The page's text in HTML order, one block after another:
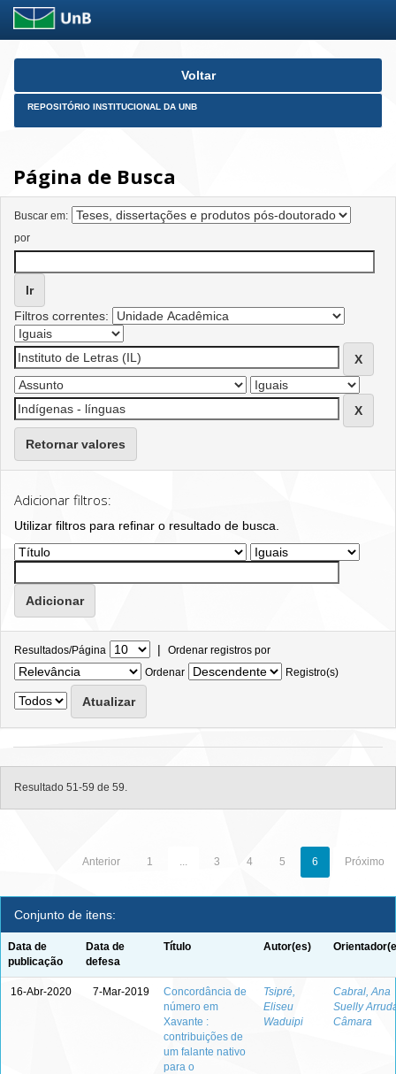
Skip
Voltar
REPOSITÓRIO INSTITUCIONAL DA UNB
Página de Busca
Buscar em:
por
Filtros correntes:
Retornar valores
Adicionar filtros:
Utilizar filtros para refinar o resultado de busca.
Resultados/Página | Ordenar registros por
Ordenar
Registro(s)
Resultado 51-59 de 59.
Anterior 1 ... 3 4 5 6 Próximo
Conjunto de itens:
Data de
publicação
Data de
defesa
Título Autor(es)
16-Abr-2020 7-Mar-2019
Concordância de
número em
Xavante :
contribuições de
um falante nativo
para o
Tsipré,
Eliseu
Waduipi
Cabral, Ana
Suelly
Câmara